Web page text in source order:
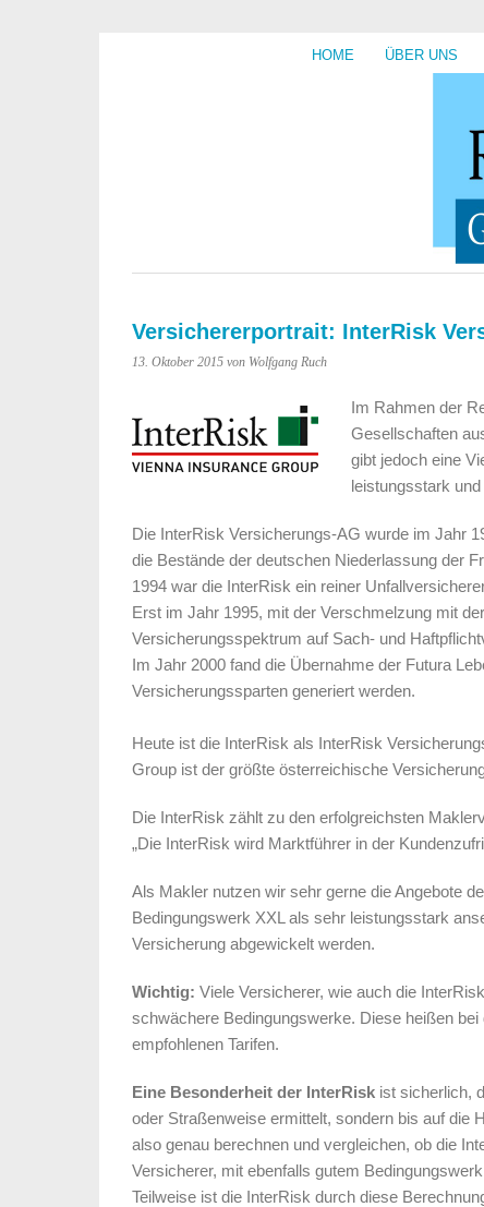
HOME ÜBER UNS
Versichererportrait: InterRisk
13. Oktober 2015 von Wolfgang Ruch
Im Rahmen der
Gesellschaften
gibt jedoch eine
leistungsstark
Die InterRisk Versicherungs-AG wurde im Jahr
die Bestände der deutschen Niederlassung der
1994 war die InterRisk ein reiner
Erst im Jahr 1995, mit der Verschmelzung mit
Versicherungsspektrum auf Sach- und
Im Jahr 2000 fand die Übernahme der Futura
Versicherungssparten generiert werden.
Heute ist die InterRisk als InterRisk
Group ist der größte österreichische
Die InterRisk zählt zu den erfolgreichsten
„Die InterRisk wird Marktführer in der
Als Makler nutzen wir sehr gerne die Angebote
Bedingungswerk XXL als sehr leistungsstark
Versicherung abgewickelt werden.
Wichtig: Viele Versicherer, wie auch die
schwächere Bedingungswerke. Diese heißen
empfohlenen Tarifen.
Eine Besonderheit der InterRisk ist sicherlich,
oder Straßenweise ermittelt, sondern bis auf die
also genau berechnen und vergleichen, ob die
Versicherer, mit ebenfalls gutem
Teilweise ist die InterRisk durch diese